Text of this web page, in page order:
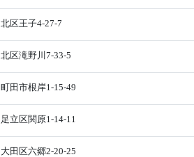
北区王子4-27-7
北区滝野川7-33-5
町田市根岸1-15-49
足立区関原1-14-11
大田区六郷2-20-25